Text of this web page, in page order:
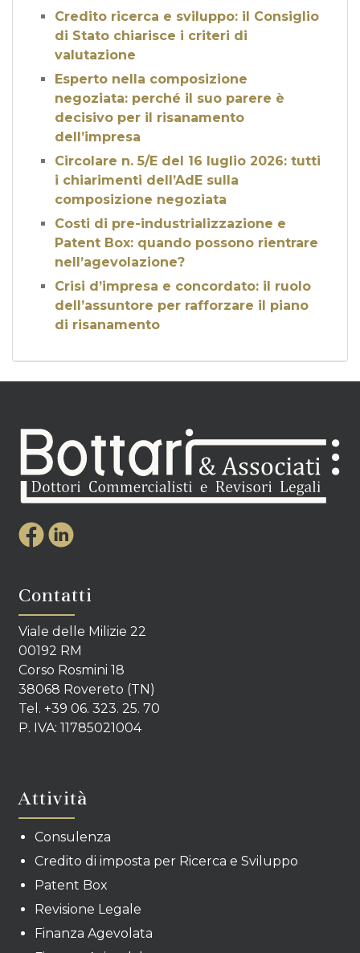
Credito ricerca e sviluppo: il Consiglio
di Stato chiarisce i criteri di
valutazione
Esperto nella composizione
negoziata: perché il suo parere è
decisivo per il risanamento
dell’impresa
Circolare n. 5/E del 16 luglio 2026: tutti
i chiarimenti dell’AdE sulla
composizione negoziata
Costi di pre-industrializzazione e
Patent Box: quando possono rientrare
nell’agevolazione?
Crisi d’impresa e concordato: il ruolo
dell’assuntore per rafforzare il piano
di risanamento
Contatti
Viale delle Milizie 22
00192 RM
Corso Rosmini 18
38068 Rovereto (TN)
Tel. +39 06. 323. 25. 70
P. IVA: 11785021004
Attività
Consulenza
Credito di imposta per Ricerca e Sviluppo
Patent Box
Revisione Legale
Finanza Agevolata